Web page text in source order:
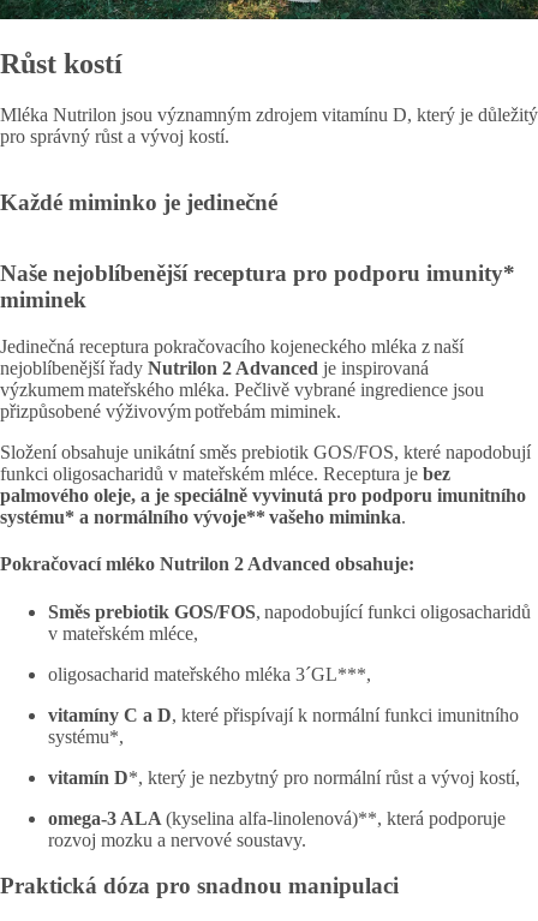
Růst kostí
Mléka Nutrilon jsou významným zdrojem vitamínu D, který je důležitý
pro správný růst a vývoj kostí.
Každé miminko je jedinečné
Naše nejoblíbenější receptura pro podporu imunity*
miminek
Jedinečná receptura pokračovacího kojeneckého mléka z naší
nejoblíbenější řady Nutrilon 2 Advanced je inspirovaná
výzkumem mateřského mléka. Pečlivě vybrané ingredience jsou
přizpůsobené výživovým potřebám miminek.
Složení obsahuje unikátní směs prebiotik GOS/FOS, které napodobují
funkci oligosacharidů v mateřském mléce. Receptura je bez
palmového oleje, a je speciálně vyvinutá pro podporu imunitního
systému* a normálního vývoje** vašeho miminka.
Pokračovací mléko Nutrilon 2 Advanced obsahuje:
Směs prebiotik GOS/FOS, napodobující funkci oligosacharidů
v mateřském mléce,
oligosacharid mateřského mléka 3´GL***,
vitamíny C a D, které přispívají k normální funkci imunitního
systému*,
vitamín D*, který je nezbytný pro normální růst a vývoj kostí,
omega-3 ALA (kyselina alfa-linolenová)**, která podporuje
rozvoj mozku a nervové soustavy.
Praktická dóza pro snadnou manipulaci